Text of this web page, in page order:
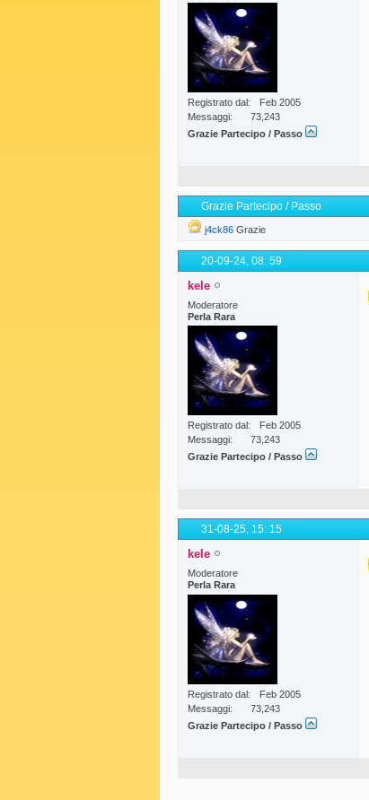
Registrato dal
Feb 2005
Messaggi
73,243
Grazie Partecipo / Passo
Grazie Partecipo / Passo
j4ck86 Grazie
20-09-24, 08: 59
kele
Moderatore
Perla Rara
Registrato dal
Feb 2005
Messaggi
73,243
Grazie Partecipo / Passo
31-08-25, 15: 15
kele
Moderatore
Perla Rara
Registrato dal
Feb 2005
Messaggi
73,243
Grazie Partecipo / Passo